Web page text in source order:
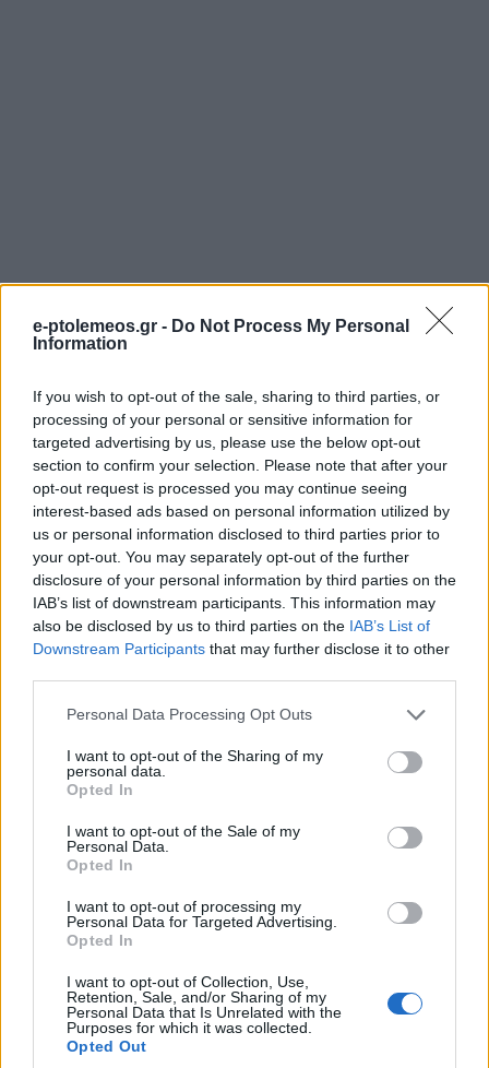
e-ptolemeos.gr - Do Not Process My Personal
Information
If you wish to opt-out of the sale, sharing to third parties, or
processing of your personal or sensitive information for
targeted advertising by us, please use the below opt-out
section to confirm your selection. Please note that after your
opt-out request is processed you may continue seeing
interest-based ads based on personal information utilized by
us or personal information disclosed to third parties prior to
your opt-out. You may separately opt-out of the further
disclosure of your personal information by third parties on the
IAB’s list of downstream participants. This information may
also be disclosed by us to third parties on the IAB’s List of
Downstream Participants that may further disclose it to other
Please note that this website/app uses one or more Google
not limited to your visit or usage behaviour. You may click to
grant or deny consent to Google and its third-party tags to
use your data for below specified purposes in below Google
consent section.
Personal Data Processing Opt Outs
I want to opt-out of the Sharing of my
personal data.
Opted In
I want to opt-out of the Sale of my
Personal Data.
Opted In
I want to opt-out of processing my
Personal Data for Targeted Advertising.
Opted In
I want to opt-out of Collection, Use,
Retention, Sale, and/or Sharing of my
Personal Data that Is Unrelated with the
Purposes for which it was collected.
Opted Out
ΜΟΥΣΙΚΈΣ ΕΠΙΛΟΓΈΣ
Οι μουσικές επιλογές
του e-ptolemeos.gr:
AC/DC – Are You
Ready (1991)
6 Αυγούστου 2026, 9:00 μμ
ΑΘΛΗΤΙΚΆ
Ο Σύλλογος Δρομέων
και Οδοιπόρων
Εορδαίας παρόν στον
Λασσάνειο Δρόμο
Κοζάνης 2026
6 Αυγούστου 2026, 8:55 μμ
ΕΛΛΆΔΑ
ΓΣΕΕ: Αμοιβή αργίας
15ης Αυγούστου
Η μεγάλη εορτή της
Μεταμορφώσεως του
Μονή Δρυοβούνου
(φωτογραφίες)